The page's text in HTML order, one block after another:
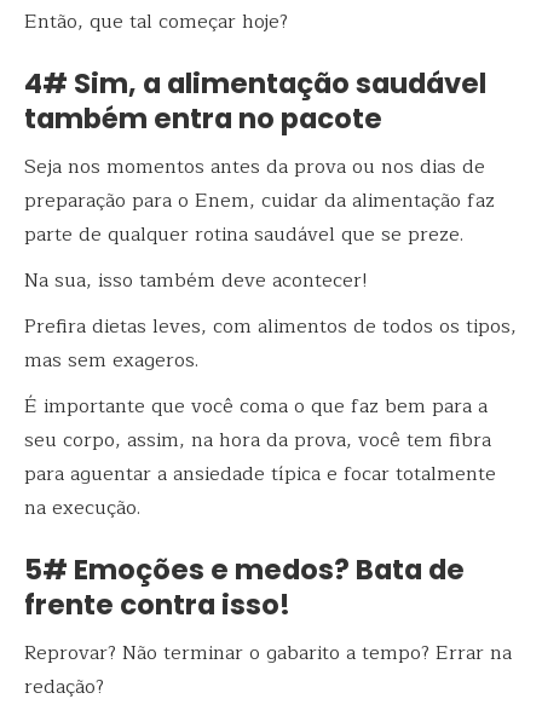
Então, que tal começar hoje?
4# Sim, a alimentação saudável
também entra no pacote
Seja nos momentos antes da prova ou nos dias de
preparação para o Enem, cuidar da alimentação faz
parte de qualquer rotina saudável que se preze.
Na sua, isso também deve acontecer!
Prefira dietas leves, com alimentos de todos os tipos,
mas sem exageros.
É importante que você coma o que faz bem para a
seu corpo, assim, na hora da prova, você tem fibra
para aguentar a ansiedade típica e focar totalmente
na execução.
5# Emoções e medos? Bata de
frente contra isso!
Reprovar? Não terminar o gabarito a tempo? Errar na
redação?